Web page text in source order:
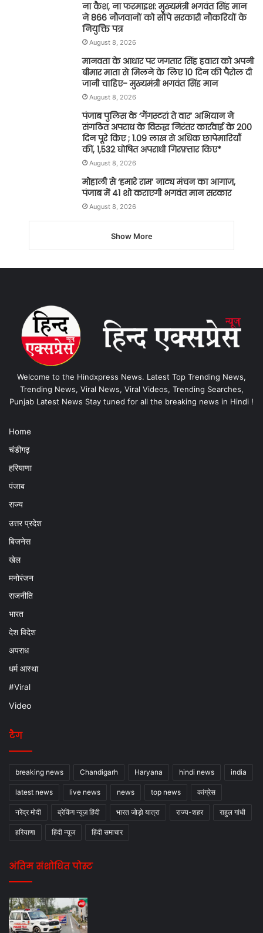
ना कैश, ना फरमाइश: मुख्यमंत्री भगवंत सिंह मान
ने 866 नौजवानों को सौंपे सरकारी नौकरियों के
नियुक्ति पत्र
August 8, 2026
मानवता के आधार पर जगतार सिंह हवारा को अपनी
बीमार माता से मिलने के लिए 10 दिन की पैरोल दी
जानी चाहिए- मुख्यमंत्री भगवंत सिंह मान
August 8, 2026
पंजाब पुलिस के ‘गैंगस्टरां ते वार’ अभियान ने
संगठित अपराध के विरुद्ध निरंतर कार्रवाई के 200
दिन पूरे किए ; 1.09 लाख से अधिक छापेमारियाँ
कीं, 1,532 घोषित अपराधी गिरफ़्तार किए*
August 8, 2026
मोहाली से ‘हमारे राम’ नाट्य मंचन का आगाज,
पंजाब में 41 शो कराएगी भगवंत मान सरकार
August 8, 2026
Show More
Welcome to the Hindxpress News. Latest Top Trending News,
Trending News, Viral News, Viral Videos, Trending Searches,
Punjab Latest News Stay tuned for all the breaking news in Hindi !
Home
चंडीगढ़
हरियाणा
पंजाब
राज्य
उत्तर प्रदेश
बिजनेस
खेल
मनोरंजन
राजनीति
भारत
देश विदेश
अपराध
धर्म आस्था
#Viral
Video
टैग
breaking news Chandigarh Haryana hindi news india
latest news live news news top news कांग्रेस
नरेंद्र मोदी ब्रेकिंग न्यूज़ हिंदी भारत जोड़ो यात्रा राज्य-शहर राहुल गांधी
हरियाणा हिंदी न्यूज हिंदी समाचार
अंतिम संशोधित पोस्ट